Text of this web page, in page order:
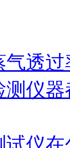
透
测仪